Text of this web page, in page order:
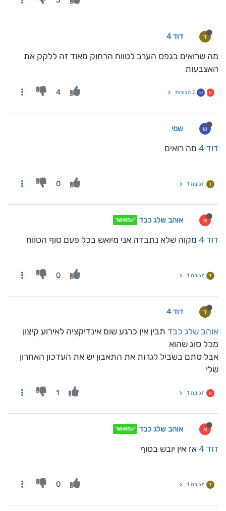
ד דוד 4
מה שרואים בגפס הערב לטווח הרחוק מאוד זה ללקק את
האצבעות
א ש 2 תגובות 4
ש שמי
דוד 4 מה רואים
ד תגובה 1 0
א אוהב שלג כבד ✅מאושר
דוד 4 מקוה שלא נתבדה אני מיואש בכל פעם סוף הטווח
ד תגובה 1 0
ד דוד 4
אוהב שלג כבד תבין אין כרגע שום אינדיקציה לאירוע קיצון
מכל סוג שהוא
אבל סתם בשביל לגרות את התאבון יש את העדכון האחרון
שלי
א תגובה 1 1
א אוהב שלג כבד ✅מאושר
דוד 4 אז אין יובש בסוף
ד תגובה 1 0